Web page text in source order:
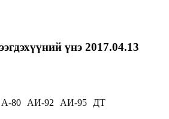
үнэ 2017.04.13
А-80 АИ-92 АИ-95 ДТ